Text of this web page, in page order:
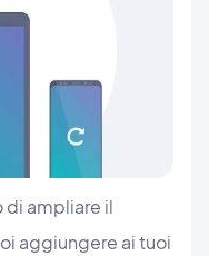
ampliare il
aggiungere ai tuoi